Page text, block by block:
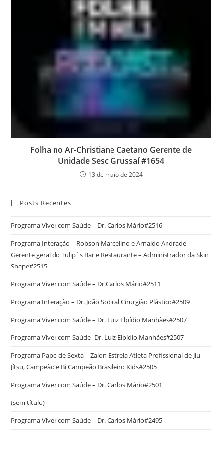
Folha no Ar-Christiane Caetano Gerente de
Unidade Sesc Grussaí #1654
13 de maio de 2024
Posts Recentes
Programa Viver com Saúde – Dr. Carlos Mário#2516
Programa Interação – Robson Marcelino e Arnaldo Andrade
Gerente geral do Tulip´s Bar e Restaurante – Administrador da Skin
Shape#2515
Programa Viver com Saúde – Dr.Carlos Mário#2511
Programa Interação – Dr. João Sobral Cirurgião Plástico#2509
Programa Viver com Saúde – Dr. Luiz Elpídio Manhães#2507
Programa Viver com Saúde -Dr. Luiz Elpídio Manhães#2507
Programa Papo de Sexta – Zaion Estrela Atleta Profissional de Jiu
Jítsu, Campeão e Bi Campeão Brasileiro Kids#2505
Programa Viver com Saúde – Dr. Carlos Mário#2501
(sem título)
Programa Viver com Saúde – Dr. Carlos Mário#2495